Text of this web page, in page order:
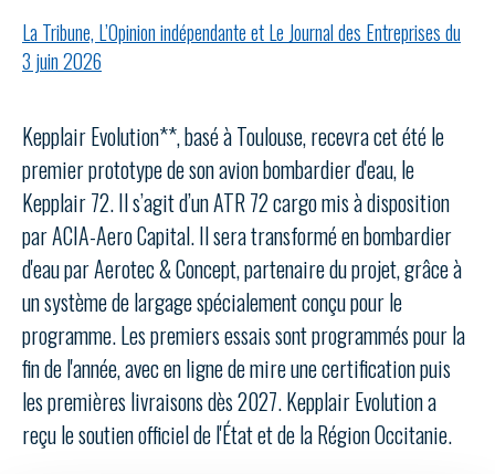
PRÉSENTATION
NOTRE VISION
NOS MISSIONS
NOTRE HISTOIRE
ORGANISATION
LE CONSEIL DU GIFAS
L’ÉQUIPE DU GIFAS
NOS RÉSEAUX À L'INTERNATIONAL
FONCTIONNEMENT
GEADS
COMITÉ AERO PME
ACCOMPAGNEMENT DE NOS ADHÉRENTS
LES PROGRAMMES DU GIFAS
LA MÉDIATION
La Tribune, L’Opinion indépendante et Le Journal des Entreprises du
3 juin 2026
Kepplair Evolution**, basé à Toulouse, recevra cet été le
premier prototype de son avion bombardier d'eau, le
Kepplair 72. Il s’agit d’un ATR 72 cargo mis à disposition
par ACIA-Aero Capital. Il sera transformé en bombardier
d'eau par Aerotec & Concept, partenaire du projet, grâce à
un système de largage spécialement conçu pour le
programme. Les premiers essais sont programmés pour la
fin de l'année, avec en ligne de mire une certification puis
les premières livraisons dès 2027. Kepplair Evolution a
reçu le soutien officiel de l'État et de la Région Occitanie.
VOUS ÊTES UN PROFESSIONNEL DE LA FILIÈRE ?
votre réseau au sein d’un écosystème intégré et
cohérent